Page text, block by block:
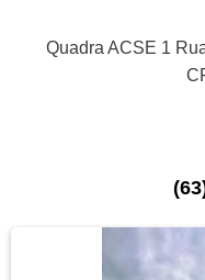
Quadra ACSE 1